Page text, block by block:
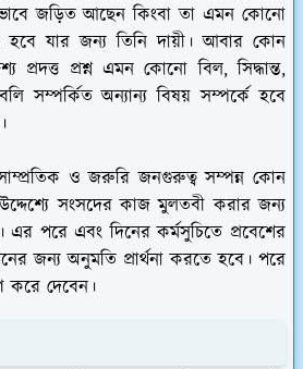
ভাবে জড়িত আছেন কিংবা তা এমন কোনো
হবে যার জন্য তিনি দায়ী। আবার কোন
প্রদত্ত প্রশ্ন এমন কোনো বিল, সিদ্ধান্ত,
সম্পর্কিত অন্যান্য বিষয় সম্পর্কে হবে
ও জরুরি জনগুরুত্ব সম্পন্ন কোন
উদ্দেশ্যে সংসদের কাজ মুলতবী করার জন্য
এর পরে এবং দিনের কর্মসুচিতে প্রবেশের
জন্য অনুমতি প্রার্থনা করতে হবে। পরে
করে দেবেন।